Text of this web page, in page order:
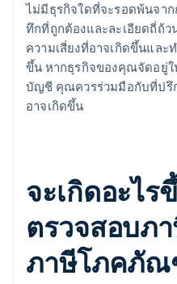
ไม่มีธุรกิจใดที่จะรอดพ้นจา
ทึกที่ถูกต้องและละเอียดถี่ถ้
ความเสี่ยงที่อาจเกิดขึ้นและ
ขึ้น หากธุรกิจของคุณจัดอยู่
บัญชี คุณควรร่วมมือกับที่ปรึ
อาจเกิดขึ้น
จะเกิดอะไร
ตรวจสอบภ
ภาษีโภคภั